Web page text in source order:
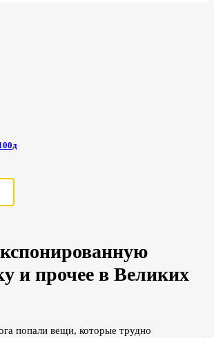
и прочее в Великих
попали вещи, которые трудно